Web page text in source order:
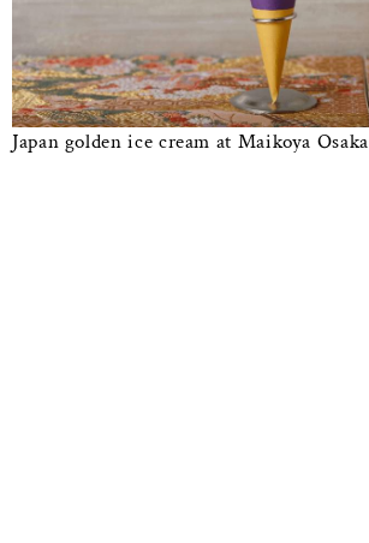
Japan golden ice cream at Maikoya Osaka